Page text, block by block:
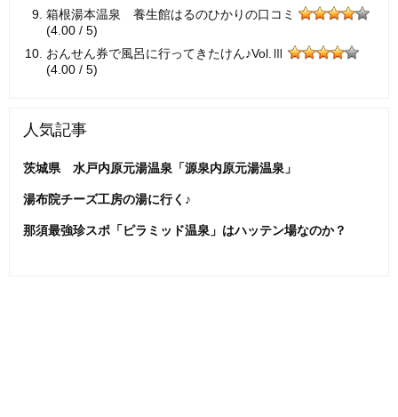
箱根湯本温泉 養生館はるのひかりの口コミ
(4.00 / 5)
おんせん券で風呂に行ってきたけん♪Vol.Ⅲ
(4.00 / 5)
人気記事
茨城県 水戸内原元湯温泉「源泉内原元湯温泉」
湯布院チーズ工房の湯に行く♪
那須最強珍スポ「ピラミッド温泉」はハッテン場なのか？